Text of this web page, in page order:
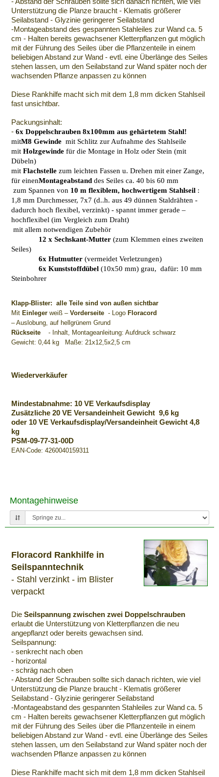
Unterstützung die Planze braucht - Klematis größerer
Seilabstand - Glyzinie geringerer Seilabstand
-Montageabstand des gespannten Stahleiles zur Wand ca. 5
cm - Halten bereits gewachsener Kletterpflanzen gut möglich
mit der Führung des Seiles über die Pflanzenteile in einem
beliebigen Abstand zur Wand - evtl. eine Überlänge des Seiles
stehen lassen, um den Seilabstand zur Wand später noch der
wachsenden Pflanze anpassen zu können
Diese Rankhilfe macht sich mit dem 1,8 mm dicken Stahlseil
fast unsichtbar.
Packungsinhalt:
- 6x Doppelschrauben 8x100mm aus gehärtetem Stahl!
mitM8 Gewinde mit Schlitz zur Aufnahme des Stahlseile
mit Holzgewinde für die Montage in Holz oder Stein (mit
Dübeln)
mit Flachstelle zum leichten Fassen u. Drehen mit einer Zange,
für einenMontageabstand des Seiles ca. 40 bis 60 mm
zum Spannen von 10 m flexiblem, hochwertigem Stahlseil :
1,8 mm Durchmesser, 7x7 (d..h. aus 49 dünnen Staldrähten -
dadurch hoch flexibel, verzinkt) - spannt immer gerade –
hochflexibel (im Vergleich zum Draht)
mit allem notwendigen Zubehör
12 x Sechskant-Mutter (zum Klemmen eines zweiten
Seiles)
6x Hutmutter (vermeidet Verletzungen)
6x Kunststoffdübel (10x50 mm) grau, dafür: 10 mm
Steinbohrer
Klapp-Blister: alle Teile sind von außen sichtbar
Mit Einleger weiß – Vorderseite - Logo Floracord
– Auslobung, auf hellgrünem Grund
Rückseite - Inhalt, Montageanleitung: Aufdruck schwarz
Gewicht: 0,44 kg Maße: 21x12,5x2,5 cm
Wiederverkäufer
Mindestabnahme: 10 VE Verkaufsdisplay
Zusätzliche 20 VE Versandeinheit Gewicht 9,6 kg
oder 10 VE Verkaufsdisplay/Versandeinheit Gewicht 4,8
kg
PSM-09-77-31-00D
EAN-Code: 4260040159311
Montagehinweise
Floracord Rankhilfe in
Seilspanntechnik
- Stahl verzinkt - im Blister
verpackt
Die Seilspannung zwischen zwei Doppelschrauben
erlaubt die Unterstützung von Kletterpflanzen die neu
angepflanzt oder bereits gewachsen sind.
Seilspannung:
- senkrecht nach oben
- horizontal
- schräg nach oben
- Abstand der Schrauben sollte sich danach richten, wie viel
Unterstützung die Planze braucht - Klematis größerer
Seilabstand - Glyzinie geringerer Seilabstand
-Montageabstand des gespannten Stahleiles zur Wand ca. 5
cm - Halten bereits gewachsener Kletterpflanzen gut möglich
mit der Führung des Seiles über die Pflanzenteile in einem
beliebigen Abstand zur Wand - evtl. eine Überlänge des Seiles
stehen lassen, um den Seilabstand zur Wand später noch der
wachsenden Pflanze anpassen zu können
Diese Rankhilfe macht sich mit dem 1,8 mm dicken Stahlseil